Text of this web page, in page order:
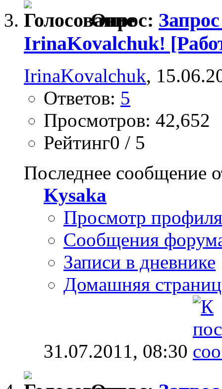
Опрос:
IrinaKovalchuk!
IrinaKovalchuk,
Ответов: 5
Просмотров: 42,652
Рейтинг0 / 5
Последнее сообщение
Kysaka
Просмотр профиля
Сообщения
Записи в дневнике
Домашняя
31.07.2011, 08:30